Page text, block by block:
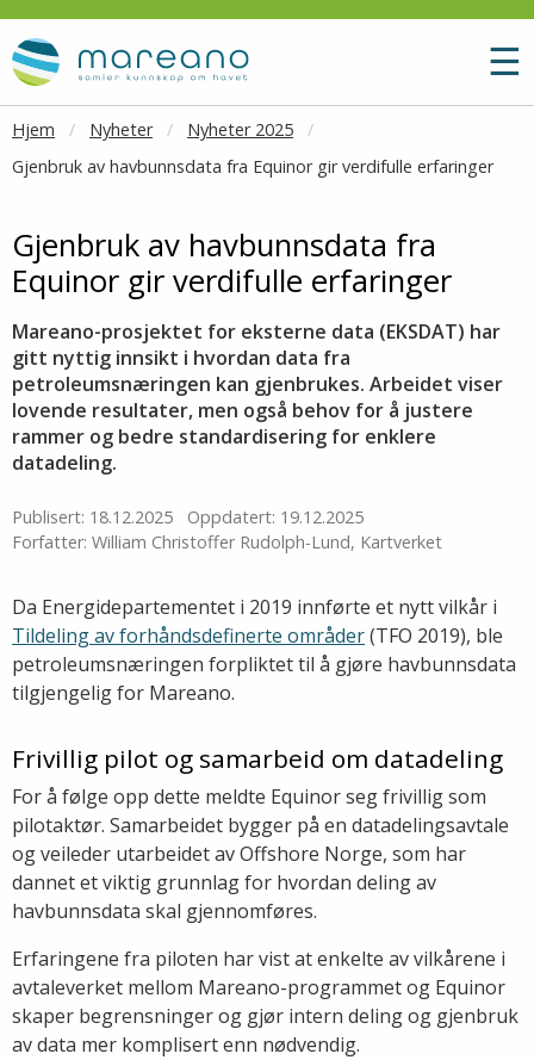
Gå til hovedinnhold
☰
Hjem Nyheter
Nyheter 2025
Gjenbruk av havbunnsdata fra Equinor gir verdifulle erfaringer
Gjenbruk av havbunnsdata fra
Equinor gir verdifulle erfaringer
Mareano-prosjektet for eksterne data (EKSDAT) har
gitt nyttig innsikt i hvordan data fra
petroleumsnæringen kan gjenbrukes. Arbeidet viser
lovende resultater, men også behov for å justere
rammer og bedre standardisering for enklere
datadeling.
Publisert: 18.12.2025
Oppdatert: 19.12.2025
Forfatter: William Christoffer Rudolph-Lund, Kartverket
Da Energidepartementet i 2019 innførte et nytt vilkår i
Tildeling av forhåndsdefinerte områder(TFO 2019), ble
petroleumsnæringen forpliktet til å gjøre havbunnsdata
tilgjengelig for Mareano.
Frivillig pilot og samarbeid om datadeling
For å følge opp dette meldte Equinor seg frivillig som
pilotaktør. Samarbeidet bygger på en datadelingsavtale
og veileder utarbeidet av Offshore Norge, som har
dannet et viktig grunnlag for hvordan deling av
havbunnsdata skal gjennomføres.
Erfaringene fra piloten har vist at enkelte av vilkårene i
avtaleverket mellom Mareano-programmet og Equinor
skaper begrensninger og gjør intern deling og gjenbruk
av data mer komplisert enn nødvendig.